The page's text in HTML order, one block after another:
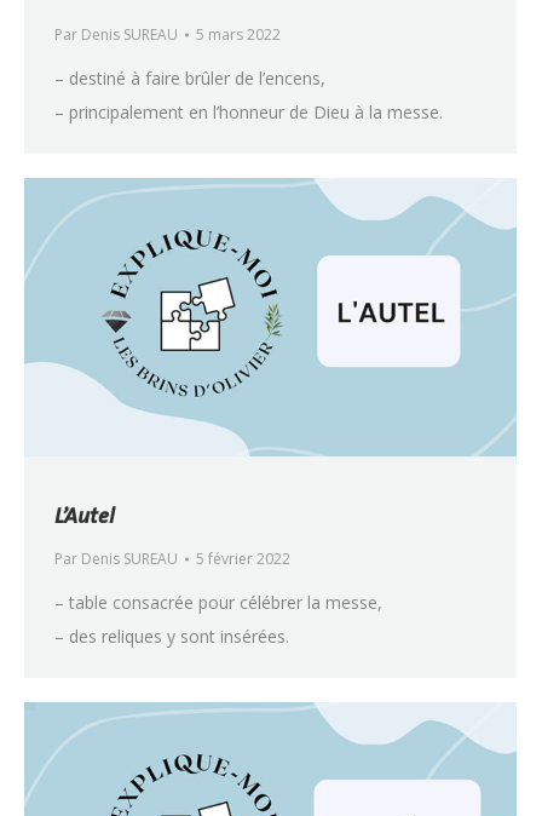
Par Denis SUREAU 5 mars 2022
– destiné à faire brûler de l’encens,
– principalement en l’honneur de Dieu à la messe.
L’Autel
Par Denis SUREAU 5 février 2022
– table consacrée pour célébrer la messe,
– des reliques y sont insérées.